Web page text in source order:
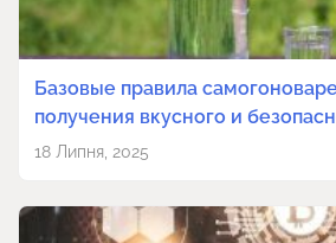
Базовые правила
получения вкусного и
18 Липня, 2025